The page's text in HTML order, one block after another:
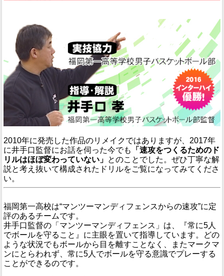
2010年に発売した作品のリメイクではありますが、2017年
に井手口監督にお話を伺った今でも
「速攻をつくるためのド
リルはほぼ変わっていない」 とのことでした。ぜひ丁寧な解
説と考え抜いて構成されたドリルをご覧になってみてくださ
い。
福岡第一高校は“マンツーマンディフェンスからの速攻”に定
評のあるチームです。
井手口監督の「マンツーマンディフェンス」は、『常に5人
でボールを守ること』に主眼を置いて指導しています。どの
ような状況でもボールから目を離すことなく、またマークマ
ンにとらわれず、常に5人でボールを守る意識でプレーする
ことができるのです。